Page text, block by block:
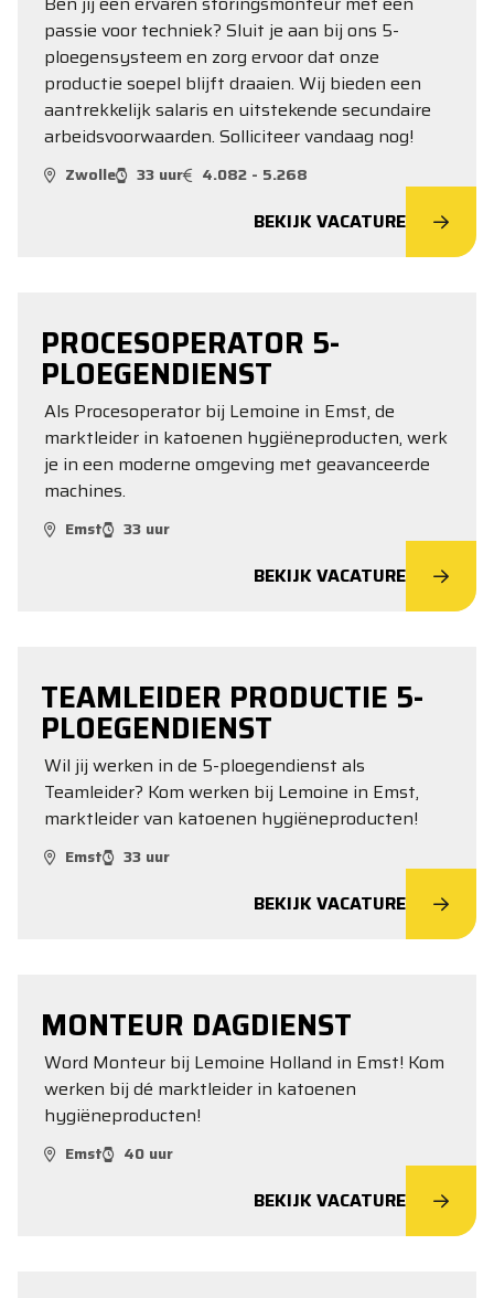
passie voor techniek? Sluit je aan bij ons 5-
ploegensysteem en zorg ervoor dat onze
productie soepel blijft draaien. Wij bieden een
aantrekkelijk salaris en uitstekende secundaire
arbeidsvoorwaarden. Solliciteer vandaag nog!
Zwolle 33 uur 4.082 - 5.268
BEKIJK VACATURE
PROCESOPERATOR 5-
PLOEGENDIENST
Als Procesoperator bij Lemoine in Emst, de
marktleider in katoenen hygiëneproducten, werk
je in een moderne omgeving met geavanceerde
machines.
Emst 33 uur
BEKIJK VACATURE
TEAMLEIDER PRODUCTIE 5-
PLOEGENDIENST
Wil jij werken in de 5-ploegendienst als
Teamleider? Kom werken bij Lemoine in Emst,
marktleider van katoenen hygiëneproducten!
Emst 33 uur
BEKIJK VACATURE
MONTEUR DAGDIENST
Word Monteur bij Lemoine Holland in Emst! Kom
werken bij dé marktleider in katoenen
hygiëneproducten!
Emst 40 uur
BEKIJK VACATURE